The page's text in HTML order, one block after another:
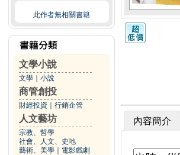
此作者無相關書籍
文學小說
文學 小說
商管創投
財經投資 行銷企管
人文藝坊
宗教、哲學
社會、人文、史地
藝術、美學
電影戲劇
內容簡介